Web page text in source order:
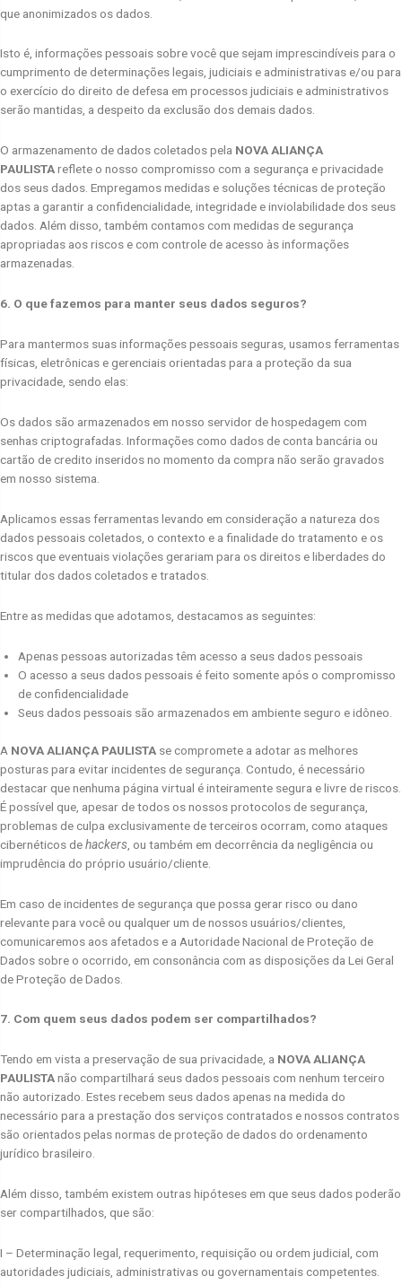
que anonimizados os dados.
Isto é, informações pessoais sobre você que sejam imprescindíveis para o
cumprimento de determinações legais, judiciais e administrativas e/ou para
o exercício do direito de defesa em processos judiciais e administrativos
serão mantidas, a despeito da exclusão dos demais dados.
O armazenamento de dados coletados pela NOVA ALIANÇA
PAULISTAreflete o nosso compromisso com a segurança e privacidade
dos seus dados. Empregamos medidas e soluções técnicas de proteção
aptas a garantir a confidencialidade, integridade e inviolabilidade dos seus
dados. Além disso, também contamos com medidas de segurança
apropriadas aos riscos e com controle de acesso às informações
armazenadas.
6. O que fazemos para manter seus dados seguros?
Para mantermos suas informações pessoais seguras, usamos ferramentas
físicas, eletrônicas e gerenciais orientadas para a proteção da sua
privacidade, sendo elas:
Os dados são armazenados em nosso servidor de hospedagem com
senhas criptografadas. Informações como dados de conta bancária ou
cartão de credito inseridos no momento da compra não serão gravados
em nosso sistema.
Aplicamos essas ferramentas levando em consideração a natureza dos
dados pessoais coletados, o contexto e a finalidade do tratamento e os
riscos que eventuais violações gerariam para os direitos e liberdades do
titular dos dados coletados e tratados.
Entre as medidas que adotamos, destacamos as seguintes:
Apenas pessoas autorizadas têm acesso a seus dados pessoais
O acesso a seus dados pessoais é feito somente após o compromisso
de confidencialidade
Seus dados pessoais são armazenados em ambiente seguro e idôneo.
A NOVA ALIANÇA PAULISTA se compromete a adotar as melhores
posturas para evitar incidentes de segurança. Contudo, é necessário
destacar que nenhuma página virtual é inteiramente segura e livre de riscos.
É possível que, apesar de todos os nossos protocolos de segurança,
problemas de culpa exclusivamente de terceiros ocorram, como ataques
cibernéticos dehackers , ou também em decorrência da negligência ou
imprudência do próprio usuário/cliente.
Em caso de incidentes de segurança que possa gerar risco ou dano
relevante para você ou qualquer um de nossos usuários/clientes,
comunicaremos aos afetados e a Autoridade Nacional de Proteção de
Dados sobre o ocorrido, em consonância com as disposições da Lei Geral
de Proteção de Dados.
7. Com quem seus dados podem ser compartilhados?
Tendo em vista a preservação de sua privacidade, a NOVA ALIANÇA
PAULISTAnão compartilhará seus dados pessoais com nenhum terceiro
não autorizado. Estes recebem seus dados apenas na medida do
necessário para a prestação dos serviços contratados e nossos contratos
são orientados pelas normas de proteção de dados do ordenamento
jurídico brasileiro.
Além disso, também existem outras hipóteses em que seus dados poderão
ser compartilhados, que são:
I – Determinação legal, requerimento, requisição ou ordem judicial, com
autoridades judiciais, administrativas ou governamentais competentes.